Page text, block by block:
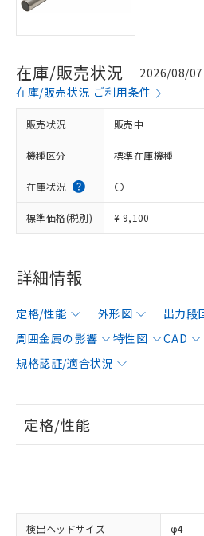
在庫/販売状況
2026/08/07
在庫/販売状況 ご利用条件
販売状況 販売中
機種区分 標準在庫機種
在庫状況 〇
標準価格(税別) ¥ 9,100
詳細情報
定格/性能 外形図 出力段
周囲金属の影響
特性図 CAD
規格認証/適合状況
定格/性能
検出ヘッドサイズ φ4